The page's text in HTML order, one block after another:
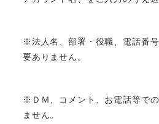
※法人名、部署・役職、電話番
要ありません。
※ＤＭ、コメント、お電話等で
ません。